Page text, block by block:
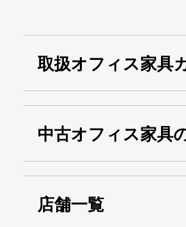
取扱オフィス家具
中古オフィス家具
店舗一覧